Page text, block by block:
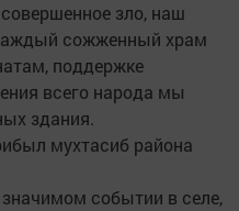
зло, наш
сожженный храм
поддержке
всего народа мы
здания.
мухтасиб района
событии в селе,